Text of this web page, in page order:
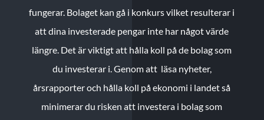
fungerar. Bolaget kan gå i konkurs vilket resulterar i
att dina investerade pengar inte har något värde
längre. Det är viktigt att hålla koll på de bolag som
du investerar i. Genom att läsa nyheter,
årsrapporter och hålla koll på ekonomi i landet så
minimerar du risken att investera i bolag som